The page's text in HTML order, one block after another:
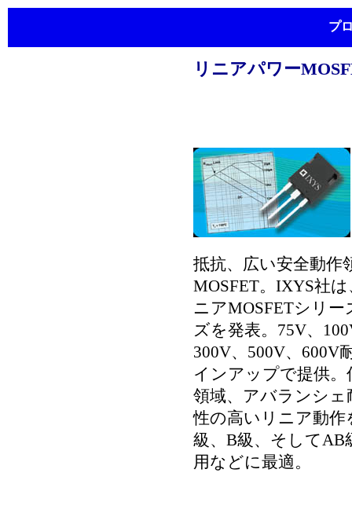
プ
リニアパワー
抵抗、広い安全動作
MOSFET。IXYS社
ニアMOSFETシリ
ズを発表。75V、
300V、500V、600V
インアップで提供
領域、アバランシェ
性の高いリニア動
級、B級、そしてAB
用などに最適。